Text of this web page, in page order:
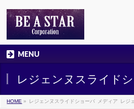
MENU
レジェンヌスライド
HOME » レジェンヌスライドショーバ メディア レジ